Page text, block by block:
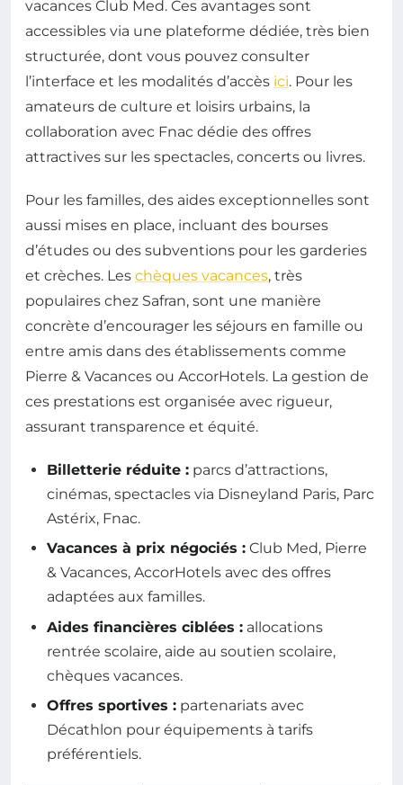
vacances Club Med. Ces avantages sont
accessibles via une plateforme dédiée, très bien
structurée, dont vous pouvez consulter
l’interface et les modalités d’accès ici. Pour les
amateurs de culture et loisirs urbains, la
collaboration avec Fnac dédie des offres
attractives sur les spectacles, concerts ou livres.
Pour les familles, des aides exceptionnelles sont
aussi mises en place, incluant des bourses
d’études ou des subventions pour les garderies
et crèches. Les chèques vacances, très
populaires chez Safran, sont une manière
concrète d’encourager les séjours en famille ou
entre amis dans des établissements comme
Pierre & Vacances ou AccorHotels. La gestion de
ces prestations est organisée avec rigueur,
assurant transparence et équité.
Billetterie réduite : parcs d’attractions,
cinémas, spectacles via Disneyland Paris, Parc
Astérix, Fnac.
Vacances à prix négociés : Club Med, Pierre
& Vacances, AccorHotels avec des offres
adaptées aux familles.
Aides financières ciblées : allocations
rentrée scolaire, aide au soutien scolaire,
chèques vacances.
Offres sportives : partenariats avec
Décathlon pour équipements à tarifs
préférentiels.